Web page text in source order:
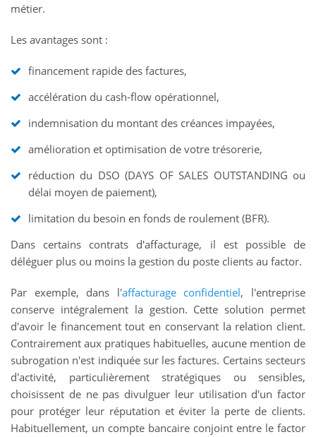
métier.
Les avantages sont :
financement rapide des factures,
accélération du cash-flow opérationnel,
indemnisation du montant des créances impayées,
amélioration et optimisation de votre trésorerie,
réduction du DSO (DAYS OF SALES OUTSTANDING ou
délai moyen de paiement),
limitation du besoin en fonds de roulement (BFR).
Dans certains contrats d'affacturage, il est possible de
déléguer plus ou moins la gestion du poste clients au factor.
Par exemple, dans l'affacturage confidentiel, l'entreprise
conserve intégralement la gestion. Cette solution permet
d'avoir le financement tout en conservant la relation client.
Contrairement aux pratiques habituelles, aucune mention de
subrogation n'est indiquée sur les factures. Certains secteurs
d'activité, particulièrement stratégiques ou sensibles,
choisissent de ne pas divulguer leur utilisation d'un factor
pour protéger leur réputation et éviter la perte de clients.
Habituellement, un compte bancaire conjoint entre le factor